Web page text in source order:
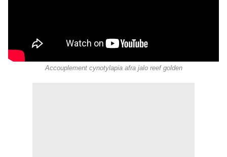
Accouplement cynotylapia afra jalo reef golden